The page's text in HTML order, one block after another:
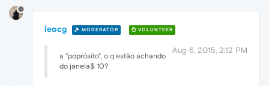
leocg MODERATOR VOLUNTEER
Aug 6, 2015, 2:12 PM
a "poprósito", o q estão achando
do janela$ 10?